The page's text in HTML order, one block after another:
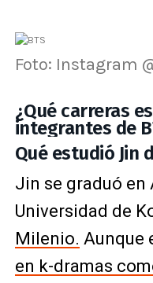
Foto: Instagram
¿Qué carreras
integrantes de
Qué estudió Jin
Jin se graduó en
Universidad de
Milenio. Aunque
en k-dramas